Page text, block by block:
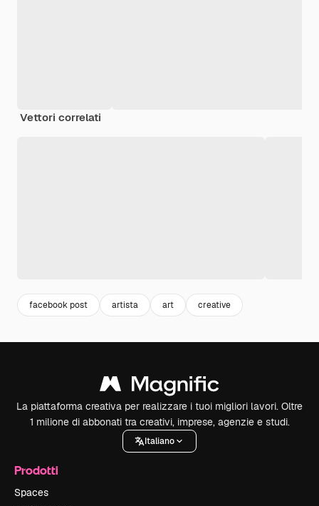
Vettori correlati
facebook post artista art creative
La piattaforma creativa per realizzare i tuoi migliori lavori. Oltre
1 milione di abbonati tra creativi, imprese, agenzie e studi.
Italiano
Prodotti
Spaces